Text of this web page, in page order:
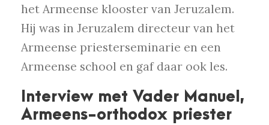
het Armeense klooster van Jeruzalem.
Hij was in Jeruzalem directeur van het
Armeense priesterseminarie en een
Armeense school en gaf daar ook les.
Interview met Vader Manuel,
Armeens-orthodox priester